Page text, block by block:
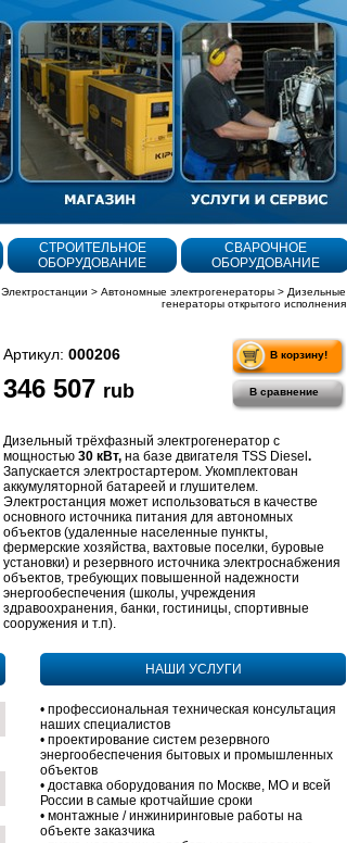
СТРОИТЕЛЬНОЕ
ОБОРУДОВАНИЕ
СВАРОЧНОЕ
ОБОРУДОВАНИЕ
Электростанции > Автономные электрогенераторы > Дизельные
генераторы открытого исполнения
Артикул: 000206
346 507 rub
В корзину!
В сравнение
Дизельный трёхфазный электрогенератор с
мощностью 30 кВт, на базе двигателя TSS Diesel .
Запускается электростартером. Укомплектован
аккумуляторной батареей и глушителем.
Электростанция может использоваться в качестве
основного источника питания для автономных
объектов (удаленные населенные пункты,
фермерские хозяйства, вахтовые поселки, буровые
установки) и резервного источника электроснабжения
объектов, требующих повышенной надежности
энергообеспечения (школы, учреждения
здравоохранения, банки, гостиницы, спортивные
сооружения и т.п).
НАШИ УСЛУГИ
• профессиональная техническая консультация
наших специалистов
• проектирование систем резервного
энергообеспечения бытовых и промышленных
объектов
• доставка оборудования по Москве, МО и всей
России в самые кротчайшие сроки
• монтажные / инжиниринговые работы на
объекте заказчика